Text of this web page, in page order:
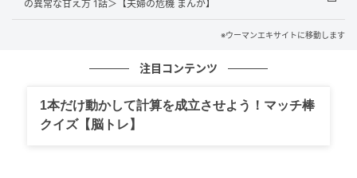
の異常な甘え方 1話＞【夫婦の危機 まんが】
※ウーマンエキサイトに移動します
注目コンテンツ
1本だけ動かして計算を成立させよう！マッチ棒
クイズ【脳トレ】